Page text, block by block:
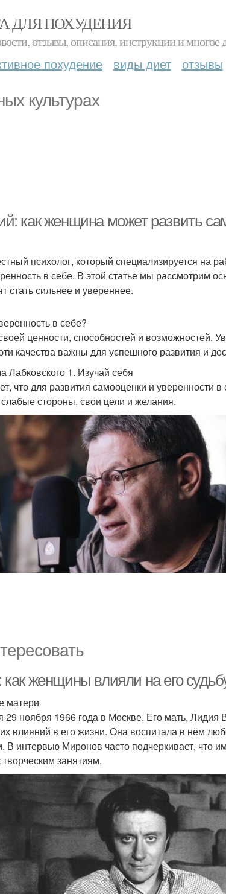
ДЛЯ ПОХУДЕНИЯ
отзывы, описания, инструкции и многое
похудение виды диет отзывы
культурах
как женщина может развить
психолог, который специализируется на
в себе. В этой статье мы рассмотрим
стать сильнее и увереннее.
в себе?
ценности, способностей и возможностей.
качества важны для успешного развития и
1. Изучай себя
что для развития самооценки и уверенности
стороны, свои цели и желания.
женщины влияли на его
матери
29 ноября 1966 года в Москве. Его мать,
влияний в его жизни. Она воспитала в нём
В интервью Миронов часто подчеркивает, что
занятиям.